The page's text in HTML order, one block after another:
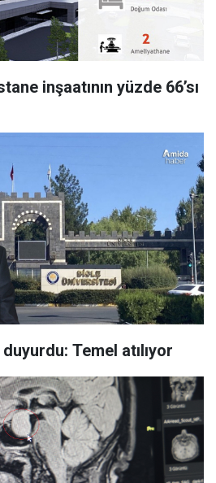
inşaatının yüzde 66’sı
Temel atılıyor